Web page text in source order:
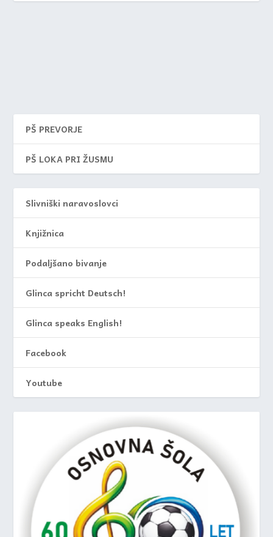
PŠ PREVORJE
PŠ LOKA PRI ŽUSMU
Slivniški naravoslovci
Knjižnica
Podaljšano bivanje
Glinca spricht Deutsch!
Glinca speaks English!
Facebook
Youtube